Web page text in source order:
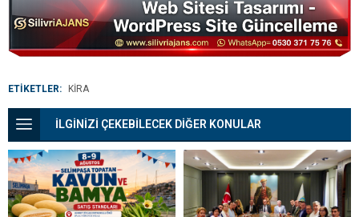
kurulacak?
ETİKETLER: KIRA
İLGİNİZİ ÇEKEBİLECEK DİĞER KONULAR